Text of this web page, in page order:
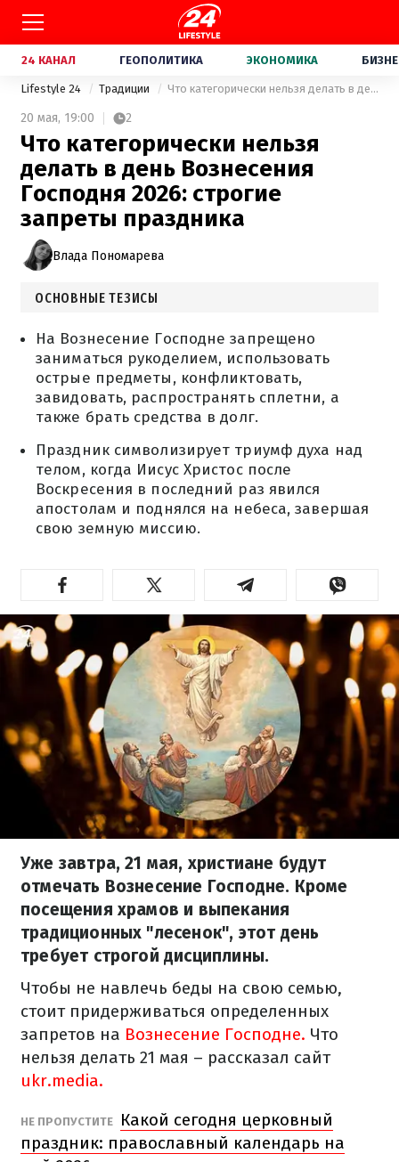
24 КАНАЛ ГЕОПОЛИТИКА ЭКОНОМИКА
Lifestyle 24 Традиции Что категорически нельзя делать в день Вознесения Господня 2026: строгие запреты праздника
20 мая, 19:00 2
Что категорически нельзя
делать в день Вознесения
Господня 2026: строгие
запреты праздника
Влада Пономарева
ОСНОВНЫЕ ТЕЗИСЫ
На Вознесение Господне запрещено
заниматься рукоделием, использовать
острые предметы, конфликтовать,
завидовать, распространять сплетни, а
также брать средства в долг.
Праздник символизирует триумф духа над
телом, когда Иисус Христос после
Воскресения в последний раз явился
апостолам и поднялся на небеса, завершая
свою земную миссию.
Уже завтра, 21 мая, христиане будут
отмечать Вознесение Господне. Кроме
посещения храмов и выпекания
традиционных "лесенок", этот день
требует строгой дисциплины.
Чтобы не навлечь беды на свою семью,
стоит придерживаться определенных
запретов на Вознесение Господне. Что
нельзя делать 21 мая – рассказал сайт
ukr.media.
НЕ ПРОПУСТИТЕ
Какой сегодня церковный
праздник: православный календарь на